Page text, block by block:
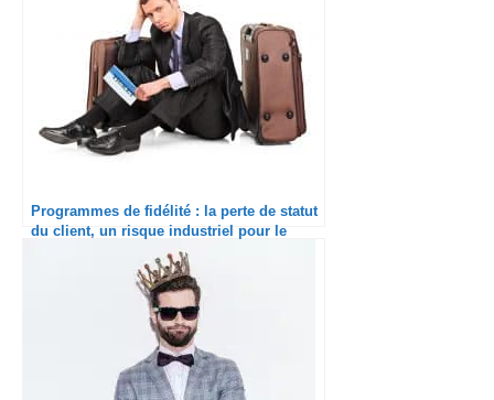
Programmes de fidélité : la perte de statut
du client, un risque industriel pour le